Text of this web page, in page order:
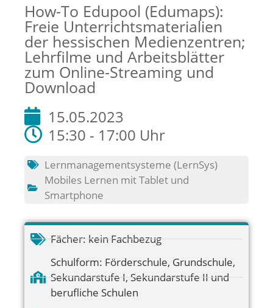
How-To Edupool (Edumaps):
Freie Unterrichtsmaterialien
der hessischen Medienzentren;
Lehrfilme und Arbeitsblätter
zum Online-Streaming und
Download
15.05.2023
15:30 - 17:00 Uhr
Lernmanagementsysteme (LernSys)
Mobiles Lernen mit Tablet und
Smartphone
Fächer: kein Fachbezug
Schulform: Förderschule, Grundschule,
Sekundarstufe I, Sekundarstufe II und
berufliche Schulen